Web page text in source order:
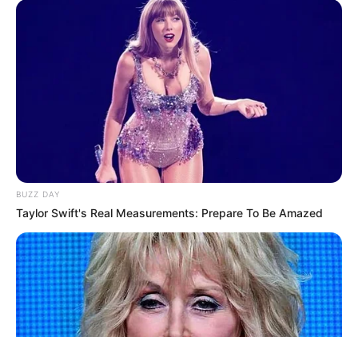
BUZZ DAY
Taylor Swift's Real Measurements: Prepare To Be Amazed